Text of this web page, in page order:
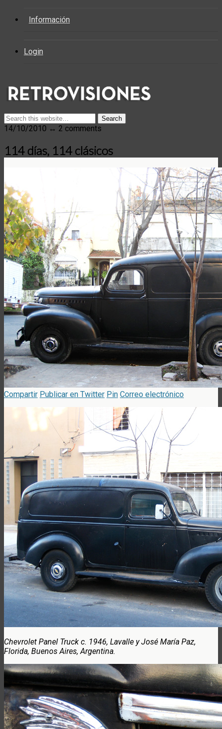
Información
Login
14/10/2010 ↔ 2 comments
114 días, 114 clásicos
Compartir Publicar en Twitter Pin Correo electrónico
Chevrolet Panel Truck c. 1946, Lavalle y José María Paz,
Florida, Buenos Aires, Argentina.